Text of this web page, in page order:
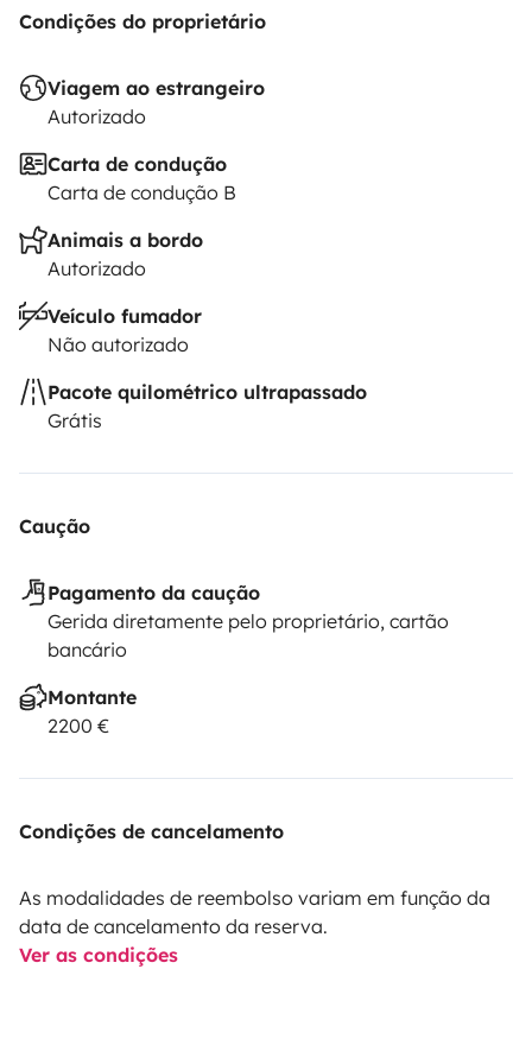
de animais no interior do veículo.
O locatário deve contratar o seu próprio seguro de
responsabilidade civil, colisão e contra todos os riscos.
O seguro da Roadsurfer aplica-se a título secundário,
em complemento ao seguro pessoal do locatário.
Condições do proprietário
Viagem ao estrangeiro
Autorizado
Carta de condução
Carta de condução B
Animais a bordo
Autorizado
Veículo fumador
Não autorizado
Pacote quilométrico ultrapassado
Grátis
Caução
Pagamento da caução
Gerida diretamente pelo proprietário, cartão
bancário
Montante
2200 €
Condições de cancelamento
As modalidades de reembolso variam em função da
data de cancelamento da reserva.
Ver as condições